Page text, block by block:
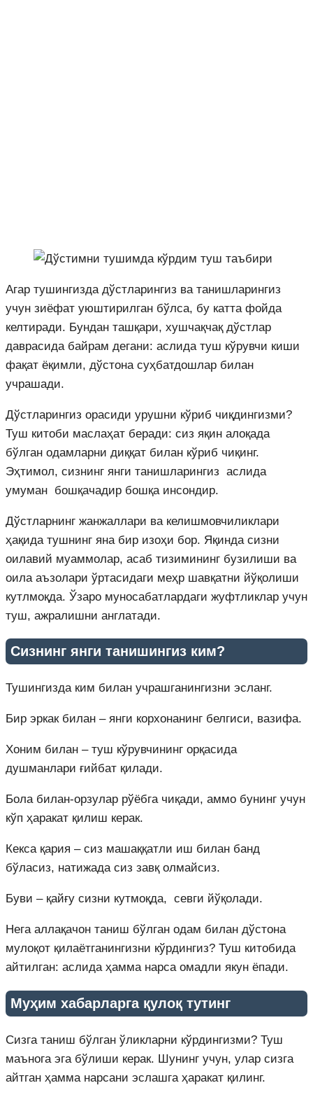
Агар тушингизда дўстларингиз ва танишларингиз
учун зиёфат уюштирилган бўлса, бу катта фойда
келтиради. Бундан ташқари, хушчақчақ дўстлар
даврасида байрам дегани: аслида туш кўрувчи киши
фақат ёқимли, дўстона суҳбатдошлар билан
учрашади.
Дўстларингиз орасиди урушни кўриб чиқдингизми?
Туш китоби маслаҳат беради: сиз яқин алоқада
бўлган одамларни диққат билан кўриб чиқинг.
Эҳтимол, сизнинг янги танишларингиз аслида
умуман бошқачадир бошқа инсондир.
Дўстларнинг жанжаллари ва келишмовчиликлари
ҳақида тушнинг яна бир изоҳи бор. Яқинда сизни
оилавий муаммолар, асаб тизимининг бузилиши ва
оила аъзолари ўртасидаги меҳр шавқатни йўқолиши
кутлмоқда. Ўзаро муносабатлардаги жуфтликлар учун
туш, ажралишни англатади.
Сизнинг янги танишингиз ким?
Тушингизда ким билан учрашганингизни эсланг.
Бир эркак билан – янги корхонанинг белгиси, вазифа.
Хоним билан – туш кўрувчининг орқасида
душманлари ғийбат қилади.
Бола билан-орзулар рўёбга чиқади, аммо бунинг учун
кўп ҳаракат қилиш керак.
Кекса қария – сиз машаққатли иш билан банд
бўласиз, натижада сиз завқ олмайсиз.
Буви – қайғу сизни кутмоқда, севги йўқолади.
Нега аллақачон таниш бўлган одам билан дўстона
мулоқот қилаётганингизни кўрдингиз? Туш китобида
айтилган: аслида ҳамма нарса омадли якун ёпади.
Муҳим хабарларга қулоқ тутинг
Сизга таниш бўлган ўликларни кўрдингизми? Туш
маънога эга бўлиши керак. Шунинг учун, улар сизга
айтган ҳамма нарсани эслашга ҳаракат қилинг.